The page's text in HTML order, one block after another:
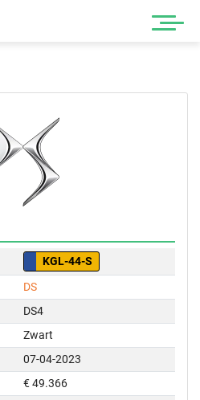
KGL-44-S
DS
DS4
Zwart
07-04-2023
€ 49.366